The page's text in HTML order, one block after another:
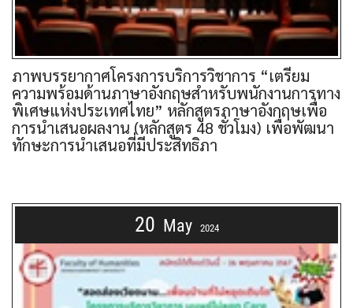
ภาพบรรยากาศโครงการบริการวิชาการ “เตรียม
ความพร้อมด้านภาษาอังกฤษสำหรับพนักงานการทาง
พิเศษแห่งประเทศไทย” หลักสูตรภาษาอังกฤษเพื่อ
การนำเสนอผลงาน (หลักสูตร 48 ชั่วโมง) เพื่อพัฒนา
ทักษะการนำเสนอที่มีประสิทธิภา
20 May 2024